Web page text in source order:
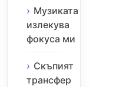
Музиката
излекува
фокуса ми
Скъпият
трансфер